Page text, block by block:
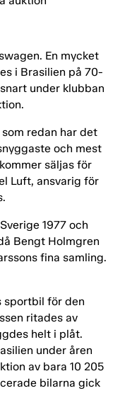
En mycket
i Brasilien på 70-
under klubban
redan har det
och mest
säljas för
Luft, ansvarig för
1977 och
Bengt Holmgren
fina samling.
sportbil för den
ritades av
helt i plåt.
under åren
av bara 10 205
bilarna gick